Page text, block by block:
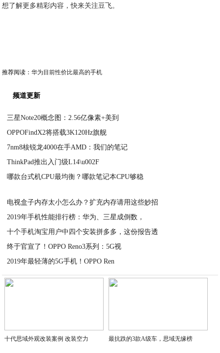
想了解更多精彩内容，快来关注豆飞。
推荐阅读：华为目前性价比最高的手机
频道更新
三星Note20概念图：2.56亿像素+美到
OPPOFindX2将搭载3K120Hz旗舰
7nm8核锐龙4000在手AMD：我们的笔记
ThinkPad推出入门级L14\u002F
哪款台式机CPU最均衡？哪款笔记本CPU够稳
电视盒子内存太小怎么办？扩充内存请用这些妙招
2019年手机性能排行榜：华为、三星成倒数，
十个手机淘宝用户中四个安装拼多多，这份报告透
终于官宣了！OPPO Reno3系列：5G视
2019年最轻薄的5G手机！OPPO Ren
2020-04-20
十代思域外观改装案例 改装空力 最抗跌的3款A级车，思域无缘榜